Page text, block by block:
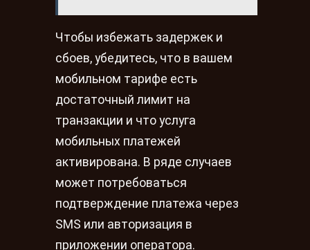
Чтобы избежать задержек и
сбоев, убедитесь, что в вашем
мобильном тарифе есть
достаточный лимит на
транзакции и что услуга
мобильных платежей
активирована. В ряде случаев
может потребоваться
подтверждение платежа через
SMS или авторизация в
приложении оператора.